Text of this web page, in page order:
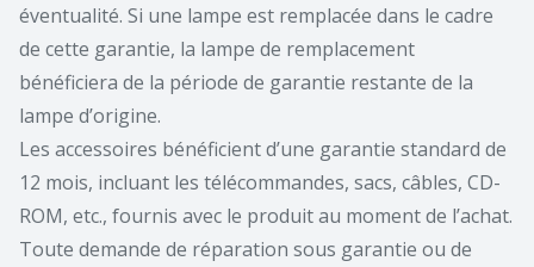
éventualité. Si une lampe est remplacée dans le cadre
de cette garantie, la lampe de remplacement
bénéficiera de la période de garantie restante de la
lampe d’origine.
Les accessoires bénéficient d’une garantie standard de
12 mois, incluant les télécommandes, sacs, câbles, CD-
ROM, etc., fournis avec le produit au moment de l’achat.
Toute demande de réparation sous garantie ou de